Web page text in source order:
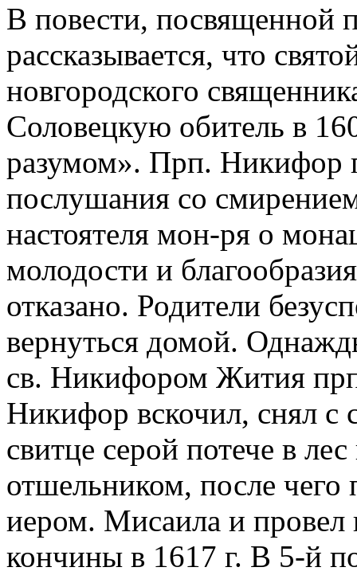
В повести, посвященной
рассказывается, что
новгородского
Соловецкую обитель в
разумом». Прп. Никифор
послушания со
настоятеля мон-ря о
молодости и
отказано. Родители
вернуться домой.
св. Никифором Жития
Никифор вскочил, снял с
свитце серой потече в
отшельником, после чего
иером. Мисаила и провел
кончины в 1617 г. В 5-й